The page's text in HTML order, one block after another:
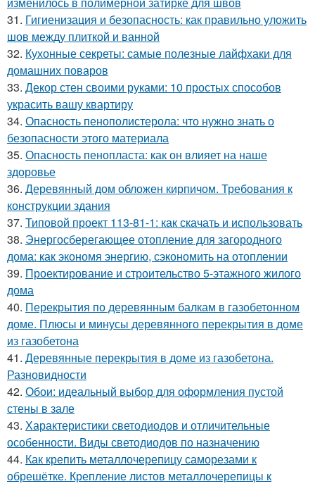
31. Гигиенизация и безопасность: как правильно уложить
шов между плиткой и ванной
32. Кухонные секреты: самые полезные лайфхаки для
домашних поваров
33. Декор стен своими руками: 10 простых способов
украсить вашу квартиру
34. Опасность пенополистерола: что нужно знать о
безопасности этого материала
35. Опасность пенопласта: как он влияет на наше
здоровье
36. Деревянный дом обложен кирпичом. Требования к
конструкции здания
37. Типовой проект 113-81-1: как скачать и использовать
38. Энергосберегающее отопление для загородного
дома: как экономя энергию, сэкономить на отоплении
39. Проектирование и строительство 5-этажного жилого
дома
40. Перекрытия по деревянным балкам в газобетонном
доме. Плюсы и минусы деревянного перекрытия в доме
из газобетона
41. Деревянные перекрытия в доме из газобетона.
Разновидности
42. Обои: идеальный выбор для оформления пустой
стены в зале
43. Характеристики светодиодов и отличительные
особенности. Виды светодиодов по назначению
44. Как крепить металлочерепицу саморезами к
обрешётке. Крепление листов металлочерепицы к